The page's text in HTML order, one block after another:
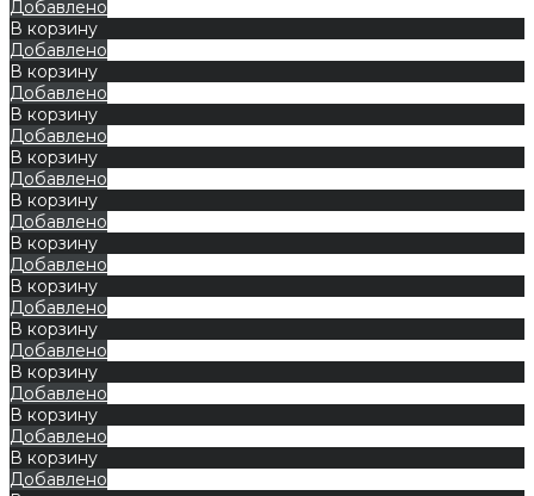
Добавлено
В корзину
Добавлено
В корзину
Добавлено
В корзину
Добавлено
В корзину
Добавлено
В корзину
Добавлено
В корзину
Добавлено
В корзину
Добавлено
В корзину
Добавлено
В корзину
Добавлено
В корзину
Добавлено
В корзину
Добавлено